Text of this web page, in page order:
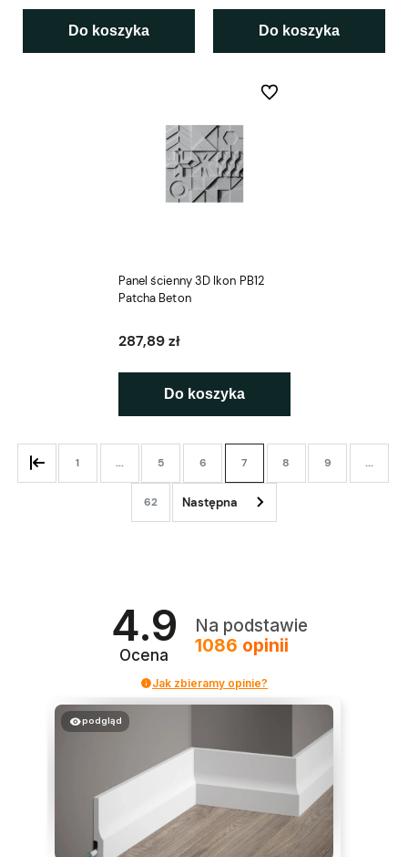
Do koszyka Do koszyka
Panel ścienny 3D Ikon PB12
Patcha Beton
287,89 zł
Do koszyka
Do ulubionych
1 ... 5 6 7 8 9 ...
62
4.9
Ocena
Na podstawie
1086 opinii
Jak zbieramy opinie?
podgląd